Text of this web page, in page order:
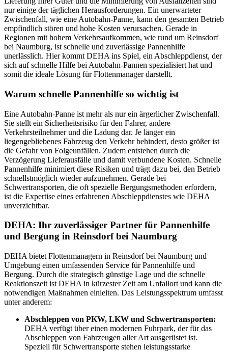
nur einige der täglichen Herausforderungen. Ein unerwarteter
Zwischenfall, wie eine Autobahn-Panne, kann den gesamten Betrieb
empfindlich stören und hohe Kosten verursachen. Gerade in
Regionen mit hohem Verkehrsaufkommen, wie rund um Reinsdorf
bei Naumburg, ist schnelle und zuverlässige Pannenhilfe
unerlässlich. Hier kommt DEHA ins Spiel, ein Abschleppdienst, der
sich auf schnelle Hilfe bei Autobahn-Pannen spezialisiert hat und
somit die ideale Lösung für Flottenmanager darstellt.
Warum schnelle Pannenhilfe so wichtig ist
Eine Autobahn-Panne ist mehr als nur ein ärgerlicher Zwischenfall.
Sie stellt ein Sicherheitsrisiko für den Fahrer, andere
Verkehrsteilnehmer und die Ladung dar. Je länger ein
liegengebliebenes Fahrzeug den Verkehr behindert, desto größer ist
die Gefahr von Folgeunfällen. Zudem entstehen durch die
Verzögerung Lieferausfälle und damit verbundene Kosten. Schnelle
Pannenhilfe minimiert diese Risiken und trägt dazu bei, den Betrieb
schnellstmöglich wieder aufzunehmen. Gerade bei
Schwertransporten, die oft spezielle Bergungsmethoden erfordern,
ist die Expertise eines erfahrenen Abschleppdienstes wie DEHA
unverzichtbar.
DEHA: Ihr zuverlässiger Partner für Pannenhilfe
und Bergung in Reinsdorf bei Naumburg
DEHA bietet Flottenmanagern in Reinsdorf bei Naumburg und
Umgebung einen umfassenden Service für Pannenhilfe und
Bergung. Durch die strategisch günstige Lage und die schnelle
Reaktionszeit ist DEHA in kürzester Zeit am Unfallort und kann die
notwendigen Maßnahmen einleiten. Das Leistungsspektrum umfasst
unter anderem:
Abschleppen von PKW, LKW und Schwertransporten:
DEHA verfügt über einen modernen Fuhrpark, der für das
Abschleppen von Fahrzeugen aller Art ausgerüstet ist.
Speziell für Schwertransporte stehen leistungsstarke